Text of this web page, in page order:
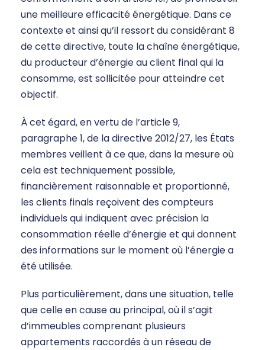
une meilleure efficacité énergétique. Dans ce
contexte et ainsi qu’il ressort du considérant 8
de cette directive, toute la chaîne énergétique,
du producteur d’énergie au client final qui la
consomme, est sollicitée pour atteindre cet
objectif.
À cet égard, en vertu de l’article 9,
paragraphe 1, de la directive 2012/27, les États
membres veillent à ce que, dans la mesure où
cela est techniquement possible,
financièrement raisonnable et proportionné,
les clients finals reçoivent des compteurs
individuels qui indiquent avec précision la
consommation réelle d’énergie et qui donnent
des informations sur le moment où l’énergie a
été utilisée.
Plus particulièrement, dans une situation, telle
que celle en cause au principal, où il s’agit
d’immeubles comprenant plusieurs
appartements raccordés à un réseau de